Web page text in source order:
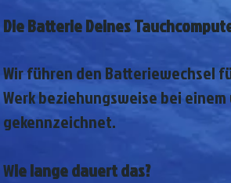
Die Batterie Deines
Wir führen den Batteriewechsel
Werk beziehungsweise bei
gekennzeichnet.
Wie lange dauert das?